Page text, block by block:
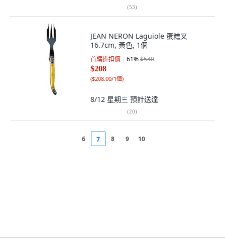
(53)
JEAN NERON Laguiole 蛋糕叉
16.7cm, 黃色, 1個
首購折扣價 61%$540
$208
($208.00/1個)
8/12 星期三 預計送達
(20)
6 7 8 9 10